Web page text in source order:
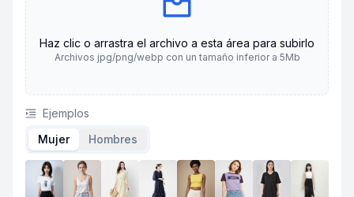
Haz clic o arrastra el archivo a esta área para subirlo
Archivos jpg/png/webp con un tamaño inferior a 5Mb
Ejemplos
Mujer
Hombres